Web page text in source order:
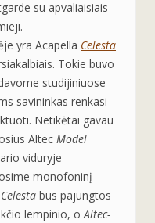
su apvaliaisiais
yra Acapella Celesta
Tokie buvo
studijiniuose
savininkas renkasi
Netikėtai gavau
Altec Model
viduryje
monofoninį
Celesta bus pajungtos
lempinio, oAltec-